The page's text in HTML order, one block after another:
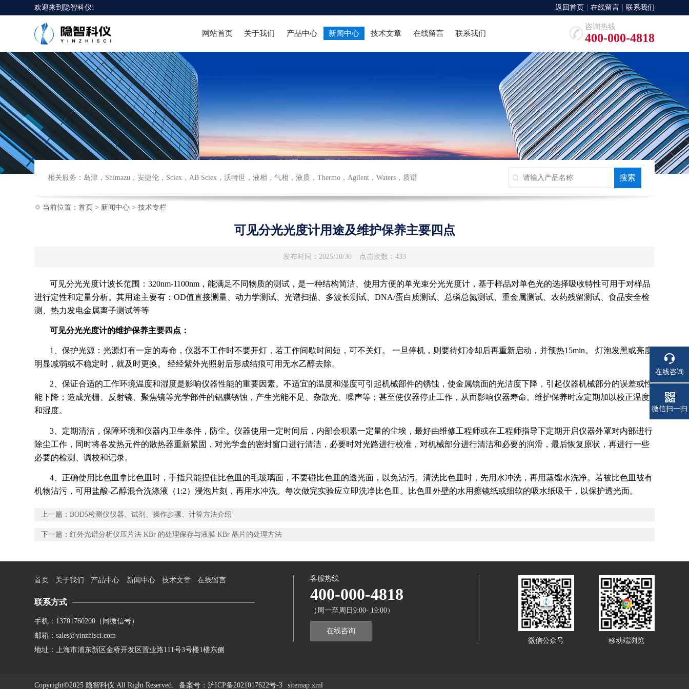
欢迎来到 隐智科仪! 返回首页 在线留言 联系我们
网站首页 关于我们 产品中心 新闻中心 技术文章 在线留言 联系我们
咨询热线
400-000-4818
相关服务： 岛津 ， Shimazu ，安捷伦 ， Sciex ，AB Sciex ，沃特世 ，液相 ，气相 ，液质 ，Thermo ，Agilent ，Waters ， 质谱
当前位置： 首页 > 新闻中心> 技术专栏
可见分光光度计用途及维护保养主要四点
发布时间：2025/10/30 点击次数：433
可见分光光度计波长范围：320nm-1100nm，能满足不同物质的测试，是一种结构简洁、使用方便的单光束分光光度计，基于样品对单色光的选择吸收特性可用于对样品
进行定性和定量分析。其用途主要有：OD值直接测量、动力学测试、光谱扫描、多波长测试、DNA/蛋白质测试、总磷总氮测试、重金属测试、农药残留测试、食品安全检
测、热力发电金属离子测试等等
可见分光光度计的维护保养主要四点：
1、保护光源：光源灯有一定的寿命，仪器不工作时不要开灯，若工作间歇时间短，可不关灯。 一旦停机，则要待灯冷却后再重新启动，并预热15min。 灯泡发黑或亮度
明显减弱或不稳定时，就及时更换。 经经紫外光照射后形成结痕可用无水乙醇去除。
2、保证合适的工作环境温度和湿度是影响仪器性能的重要因素。不适宜的温度和湿度可引起机械部件的锈蚀，使金属镜面的光洁度下降，引起仪器机械部分的误差或性
能下降；造成光栅、反射镜、聚焦镜等光学部件的铝膜锈蚀，产生光能不足、杂散光、噪声等；甚至使仪器停止工作，从而影响仪器寿命。维护保养时应定期加以校正温度
和湿度。
3、定期清洁，保障环境和仪器内卫生条件，防尘。仪器使用一定时间后，内部会积累一定量的尘埃，最好由维修工程师或在工程师指导下定期开启仪器外罩对内部进行
除尘工作，同时将各发热元件的散热器重新紧固，对光学盒的密封窗口进行清洁，必要时对光路进行校准，对机械部分进行清洁和必要的润滑，最后恢复原状，再进行一些
必要的检测、调校和记录。
4、正确使用比色皿拿比色皿时，手指只能捏住比色皿的毛玻璃面，不要碰比色皿的透光面，以免沾污。清洗比色皿时，先用水冲洗，再用蒸馏水洗净。若被比色皿被有
机物沾污，可用盐酸-乙醇混合洗涤液（1:2）浸泡片刻，再用水冲洗。每次做完实验应立即洗净比色皿。比色皿外壁的水用擦镜纸或细软的吸水纸吸干，以保护透光面。
上一篇：BOD5检测仪仪器、试剂、操作步骤、计算方法介绍
下一篇：红外光谱分析仪压片法 KBr 的处理保存与液膜 KBr 晶片的处理方法
首页 关于我们 产品中心 新闻中心 技术文章 在线留言
联系方式
手机：13701760200（同微信号）
邮箱：sales@yinzhisci.com
地址：上海市浦东新区金桥开发区置业路111号3号楼1楼东侧
客服热线
400-000-4818
（周一至周日9:00- 19:00）
在线咨询
微信公众号
移动端浏览
Copyright©2025 隐智科仪 All Right Reserved. 备案号：沪ICP备2021017622号-3 sitemap.xml
在线咨询
电话
微信扫一扫